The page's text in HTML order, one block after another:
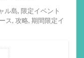
ル島, 限定イベント
ス, 攻略, 期間限定イ